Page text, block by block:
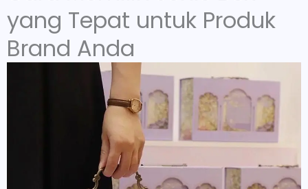
yang Tepat untuk Produk
Brand Anda